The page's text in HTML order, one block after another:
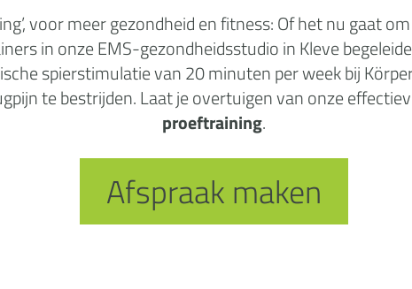
voor meer gezondheid en fitness: Of het nu gaat
in onze EMS-gezondheidsstudio in Kleve
spierstimulatie van 20 minuten per week bij
te bestrijden. Laat je overtuigen van onze
proeftraining.
Afspraak maken